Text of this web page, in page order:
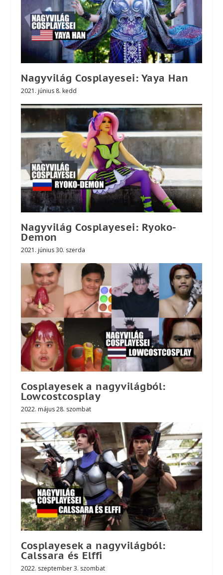
Nagyvilág Cosplayesei: Yaya Han
2021. június 8. kedd
Nagyvilág Cosplayesei: Ryoko-
Demon
2021. június 30. szerda
Cosplayesek a nagyvilágból:
Lowcostcosplay
2022. május 28. szombat
Cosplayesek a nagyvilágból:
Calssara és Elffi
2022. szeptember 3. szombat